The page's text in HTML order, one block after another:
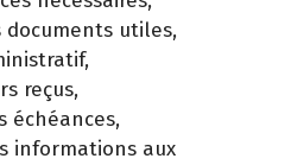
utiles,
reçus,
échéances,
informations aux